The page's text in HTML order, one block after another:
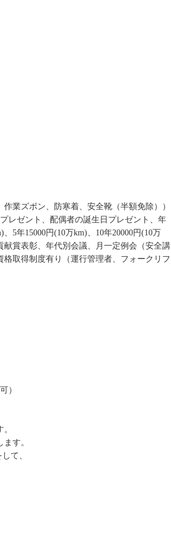
業ズボン、防寒着、安全靴（半額免除））
レゼント、配偶者の誕生日プレゼント、年
5年15000円(10万km)、10年20000円(10万
献賞表彰、年代別会議、月一定例会（安全講
取得制度有り（運行管理者、フォークリフ
）
す。
て、